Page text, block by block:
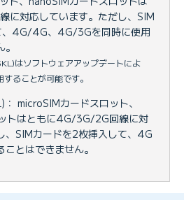
に対応しています。ただし、SIM
、4G/4G、4G/3Gを同時に使用
はソフトウェアアップデートによ
ることが可能です。
microSIMカードスロット、
トはともに4G/3G/2G回線に対
、SIMカードを2枚挿入して、4G
とはできません。